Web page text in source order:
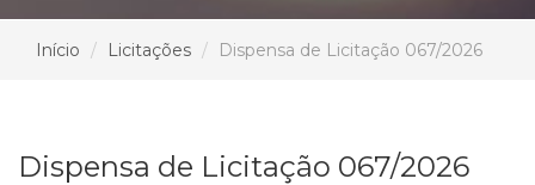
Início Licitações Dispensa de Licitação 067/2026
Dispensa de Licitação 067/2026